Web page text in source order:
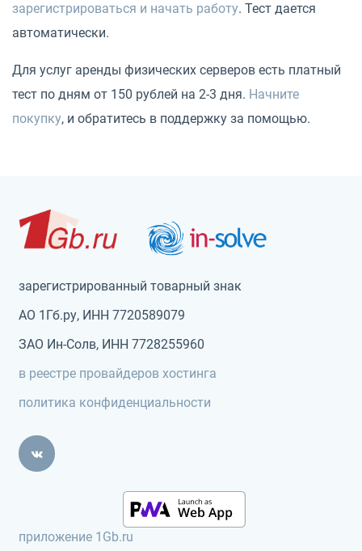
зарегистрироваться и начать работу. Тест дается
автоматически.
Для услуг аренды физических серверов есть платный
тест по дням от 150 рублей на 2-3 дня. Начните
покупку, и обратитесь в поддержку за помощью.
зарегистрированный товарный знак
АО 1Гб.ру, ИНН 7720589079
ЗАО Ин-Солв, ИНН 7728255960
в реестре провайдеров хостинга
политика конфиденциальности
приложение 1Gb.ru